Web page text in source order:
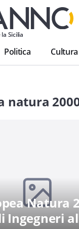
Sicilia
Politica Cultura
natura
Natura
Ingegneri